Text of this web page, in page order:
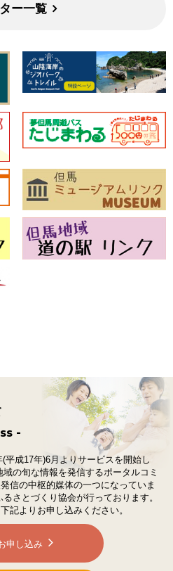
ー一覧
-
平成17年)6月よりサービスを開始し
域の旬な情報を発信するポータルコミ
信の中枢的媒体の一つになっていま
さとづくり協会が行っております。
記よりお申し込みください。
申し込み